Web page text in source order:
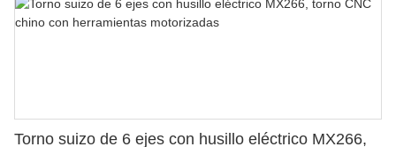
Torno suizo de 6 ejes con husillo eléctrico MX266,